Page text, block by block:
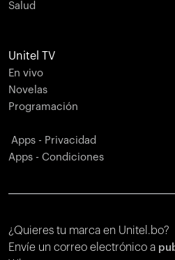
Salud
Unitel TV
En vivo
Novelas
Programación
Apps - Privacidad
Apps - Condiciones
¿Quieres tu marca en Unitel.bo?
Envíe un correo electrónico a